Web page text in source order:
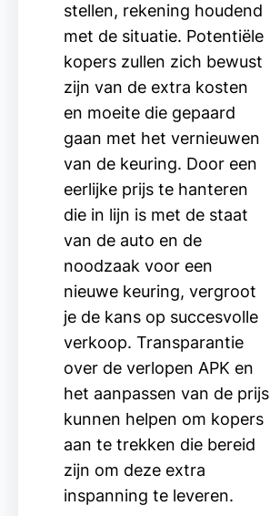
stellen, rekening houdend
met de situatie. Potentiële
kopers zullen zich bewust
zijn van de extra kosten
en moeite die gepaard
gaan met het vernieuwen
van de keuring. Door een
eerlijke prijs te hanteren
die in lijn is met de staat
van de auto en de
noodzaak voor een
nieuwe keuring, vergroot
je de kans op succesvolle
verkoop. Transparantie
over de verlopen APK en
het aanpassen van de prijs
kunnen helpen om kopers
aan te trekken die bereid
zijn om deze extra
inspanning te leveren.